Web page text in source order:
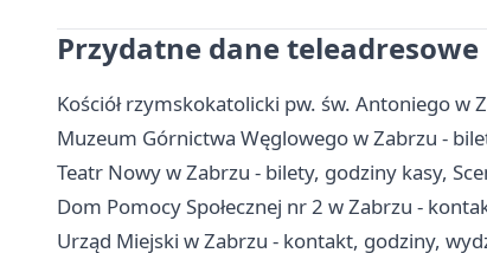
Przydatne dane teleadresowe
Kościół rzymskokatolicki pw. św. Antoniego w
Muzeum Górnictwa Węglowego w Zabrzu -
Teatr Nowy w Zabrzu - bilety, godziny kasy,
Dom Pomocy Społecznej nr 2 w Zabrzu -
Urząd Miejski w Zabrzu - kontakt, godziny,